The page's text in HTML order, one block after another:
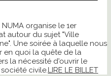
organise le 1er
autour du sujet "Ville
Une soirée à laquelle nous
en quoi la quête de la
la nécessité d'ouvrir le
civile.LIRE LE BILLET